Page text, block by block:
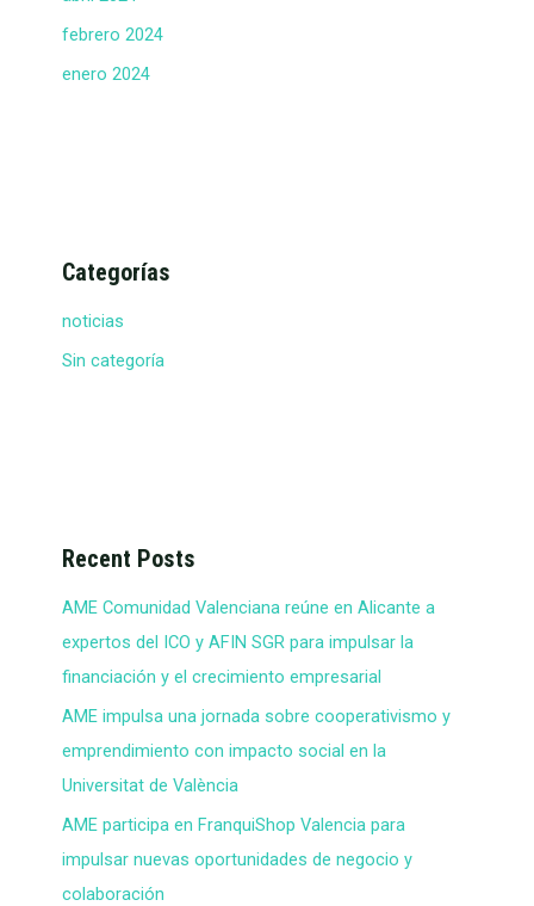
febrero 2024
enero 2024
Categorías
noticias
Sin categoría
Recent Posts
AME Comunidad Valenciana reúne en Alicante a
expertos del ICO y AFIN SGR para impulsar la
financiación y el crecimiento empresarial
AME impulsa una jornada sobre cooperativismo y
emprendimiento con impacto social en la
Universitat de València
AME participa en FranquiShop Valencia para
impulsar nuevas oportunidades de negocio y
colaboración